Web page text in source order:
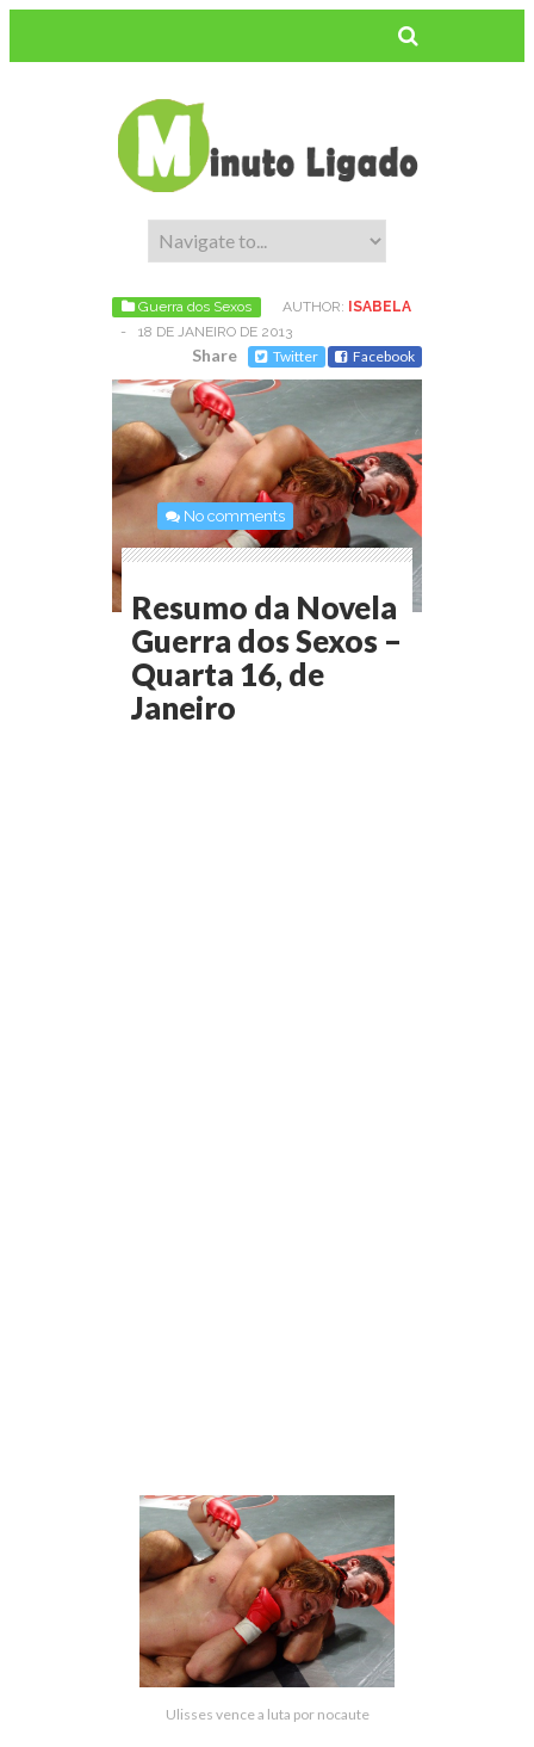
Guerra dos Sexos AUTHOR: ISABELA
-
18 DE JANEIRO DE 2013
Share Twitter Facebook
No comments
Resumo da Novela
Guerra dos Sexos –
Quarta 16, de
Janeiro
Ulisses vence a luta por nocaute